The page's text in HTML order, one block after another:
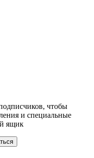
чтобы
и специальные
ящик